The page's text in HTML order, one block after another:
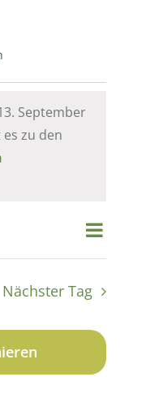
September
zu den
und
Suche
Tag
Nächster Tag